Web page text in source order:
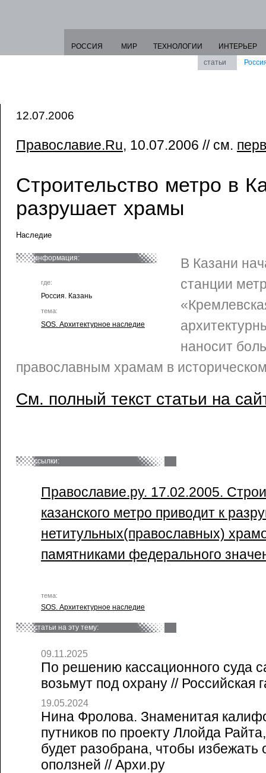
РОССИЯ МИР ТЕХНОЛОГИИ
ИНТЕРЬЕР
статьи
12.07.2006
Православие.Ru, 10.07.2006 // см.
Строительство метро в
разрушает храмы
Наследие
информация:
где:
Россия. Казань
тема:
SOS. Архитектурное наследие
В Казани
станции
наносит
православным храмам в
См. полный текст статьи на
ссылки:
Православие.ру. 17.02.2005.
казанского метро приводит к
нетитульных(православных)
памятниками федерального
тема:
SOS. Архитектурное наследие
статьи на эту тему:
09.11.2025
По решению кассационного суда
возьмут под охрану // Российская
19.05.2024
Нина Фролова. Знаменитая
путников по проекту Ллойда
будет разобрана, чтобы избежать
оползней // Архи.ру